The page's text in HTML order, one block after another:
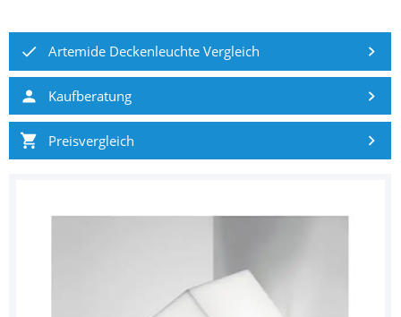
Artemide Deckenleuchte Vergleich
Kaufberatung
Preisvergleich